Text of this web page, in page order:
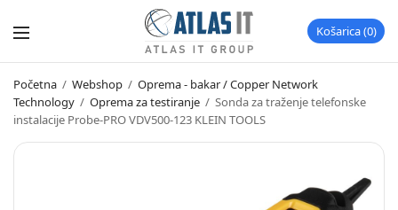
Košarica 0
Početna / Webshop / Oprema - bakar / Copper Network
Technology / Oprema za testiranje / Sonda za traženje telefonske
instalacije Probe-PRO VDV500-123 KLEIN TOOLS